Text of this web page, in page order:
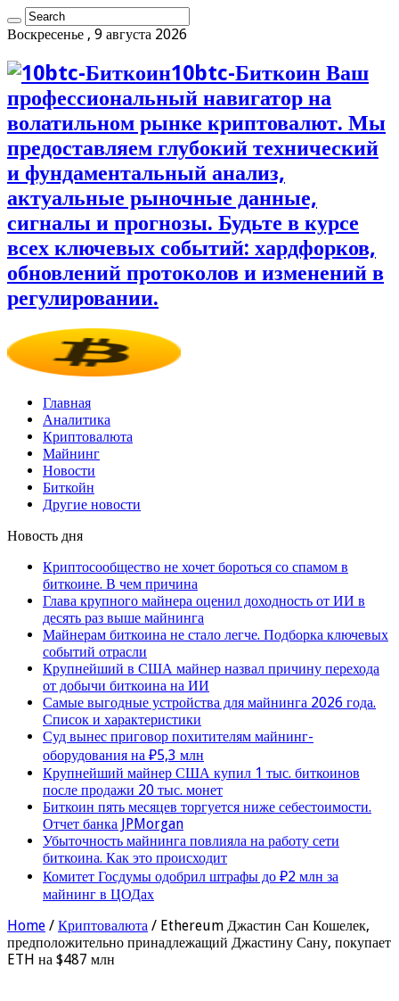
Воскресенье , 9 августа 2026
10btc-Биткоин Ваш
профессиональный навигатор на
волатильном рынке криптовалют. Мы
предоставляем глубокий технический
и фундаментальный анализ,
актуальные рыночные данные,
сигналы и прогнозы. Будьте в курсе
всех ключевых событий: хардфорков,
обновлений протоколов и изменений в
регулировании.
Главная
Аналитика
Криптовалюта
Майнинг
Новости
Биткойн
Другие новости
Новость дня
Криптосообщество не хочет бороться со спамом в
биткоине. В чем причина
Глава крупного майнера оценил доходность от ИИ в
десять раз выше майнинга
Майнерам биткоина не стало легче. Подборка ключевых
событий отрасли
Крупнейший в США майнер назвал причину перехода
от добычи биткоина на ИИ
Самые выгодные устройства для майнинга 2026 года.
Список и характеристики
Суд вынес приговор похитителям майнинг-
оборудования на ₽5,3 млн
Крупнейший майнер США купил 1 тыс. биткоинов
после продажи 20 тыс. монет
Биткоин пять месяцев торгуется ниже себестоимости.
Отчет банка JPMorgan
Убыточность майнинга повлияла на работу сети
биткоина. Как это происходит
Комитет Госдумы одобрил штрафы до ₽2 млн за
майнинг в ЦОДах
Home / Криптовалюта / Ethereum Джастин Сан Кошелек,
предположительно принадлежащий Джастину Сану, покупает
ETH на $487 млн